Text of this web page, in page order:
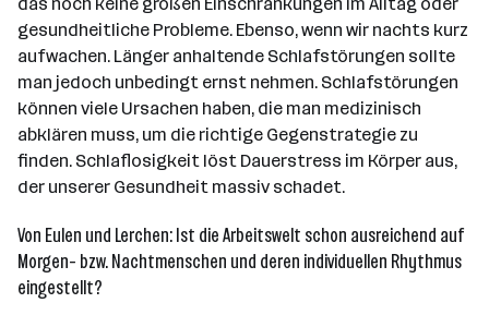
gesundheitliche Probleme. Ebenso, wenn wir nachts kurz
aufwachen. Länger anhaltende Schlafstörungen sollte
man jedoch unbedingt ernst nehmen. Schlafstörungen
können viele Ursachen haben, die man medizinisch
abklären muss, um die richtige Gegenstrategie zu
finden. Schlaflosigkeit löst Dauerstress im Körper aus,
der unserer Gesundheit massiv schadet.
Von Eulen und Lerchen: Ist die Arbeitswelt schon ausreichend auf
Morgen- bzw. Nachtmenschen und deren individuellen Rhythmus
eingestellt?